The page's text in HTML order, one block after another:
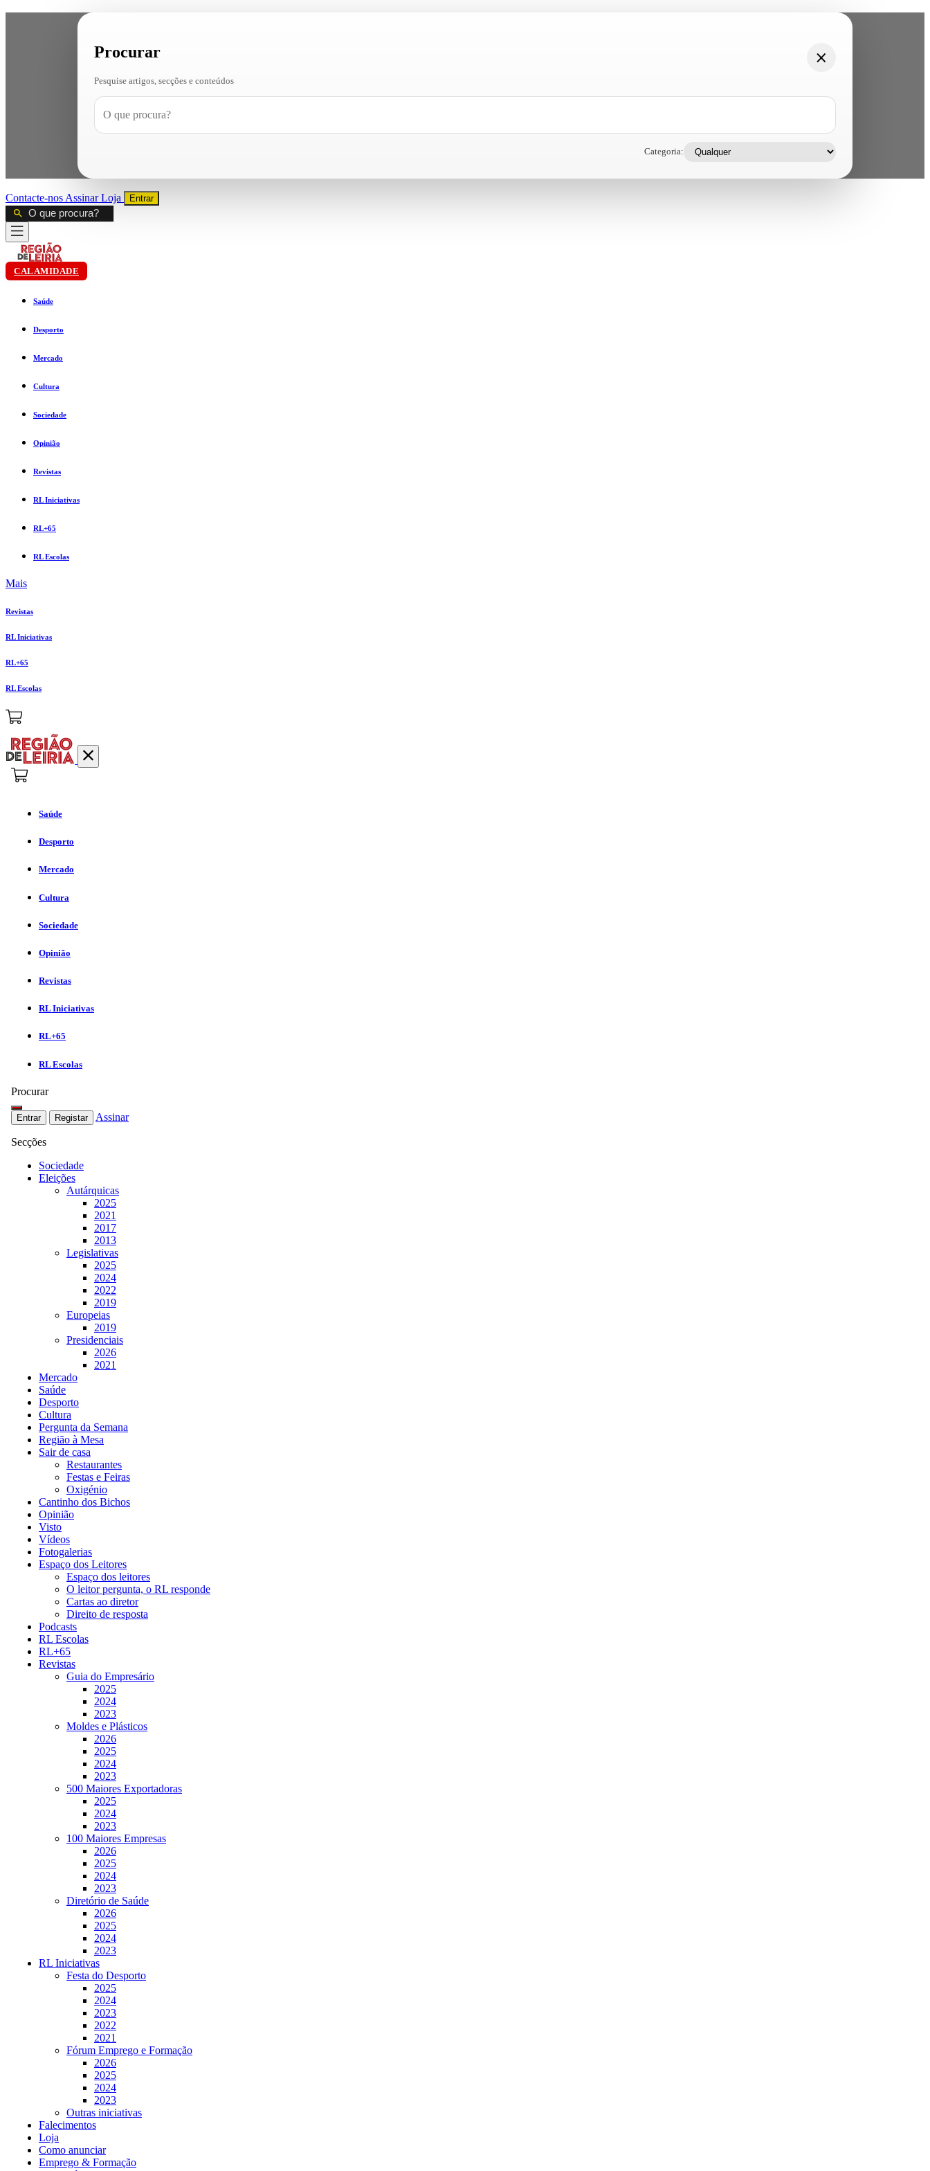
Procurar
Pesquise artigos, secções e conteúdos
Categoria:
Contacte-nos AssinarLoja Entrar
CALAMIDADE
Saúde
Desporto
Mercado
Cultura
Sociedade
Opinião
Revistas
RL Iniciativas
RL+65
RL Escolas
Mais
Revistas
RL Iniciativas
RL+65
RL Escolas
Saúde
Desporto
Mercado
Cultura
Sociedade
Opinião
Revistas
RL Iniciativas
RL+65
RL Escolas
Procurar
Entrar Registar Assinar
Secções
Sociedade
Eleições
Autárquicas
2025
2021
2017
2013
Legislativas
2025
2024
2022
2019
Europeias
2019
Presidenciais
2026
2021
Mercado
Saúde
Desporto
Cultura
Pergunta da Semana
Região à Mesa
Sair de casa
Restaurantes
Festas e Feiras
Oxigénio
Cantinho dos Bichos
Opinião
Visto
Vídeos
Fotogalerias
Espaço dos Leitores
Espaço dos leitores
O leitor pergunta, o RL responde
Cartas ao diretor
Direito de resposta
Podcasts
RL Escolas
RL+65
Revistas
Guia do Empresário
2025
2024
2023
Moldes e Plásticos
2026
2025
2024
2023
500 Maiores Exportadoras
2025
2024
2023
100 Maiores Empresas
2026
2025
2024
2023
Diretório de Saúde
2026
2025
2024
2023
RL Iniciativas
Festa do Desporto
2025
2024
2023
2022
2021
Fórum Emprego e Formação
2026
2025
2024
2023
Outras iniciativas
Falecimentos
Loja
Como anunciar
Emprego & Formação